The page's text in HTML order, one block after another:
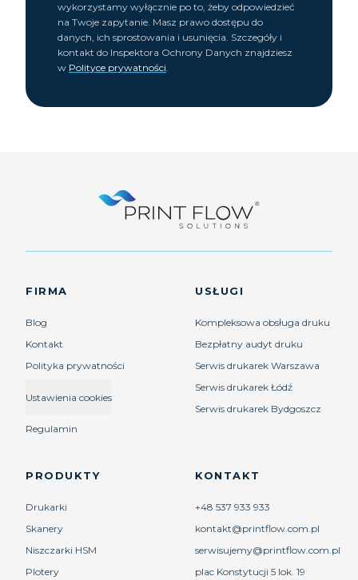
wykorzystamy wyłącznie po to, żeby odpowiedzieć
na Twoje zapytanie. Masz prawo dostępu do
danych, ich sprostowania i usunięcia. Szczegóły i
kontakt do Inspektora Ochrony Danych znajdziesz
w Polityce prywatności.
FIRMA
Blog
Kontakt
Polityka prywatności
Ustawienia cookies
Regulamin
USŁUGI
Kompleksowa obsługa druku
Bezpłatny audyt druku
Serwis drukarek Warszawa
Serwis drukarek Łódź
Serwis drukarek Bydgoszcz
PRODUKTY
Drukarki
Skanery
Niszczarki HSM
Plotery
KONTAKT
+48 537 933 933
kontakt@printflow.com.pl
serwisujemy@printflow.com.pl
plac Konstytucji 5 lok. 19